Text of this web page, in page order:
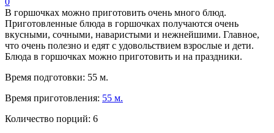
В горшочках можно приготовить очень много блюд.
Приготовленные блюда в горшочках получаются очень
вкусными, сочными, наваристыми и нежнейшими. Главное,
что очень полезно и едят с удовольствием взрослые и дети.
Блюда в горшочках можно приготовить и на праздники.
Время подготовки: 55 м.
Время приготовления: 55 м.
Количество порций: 6